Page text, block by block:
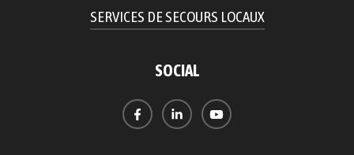
SERVICES DE SECOURS LOCAUX
SOCIAL